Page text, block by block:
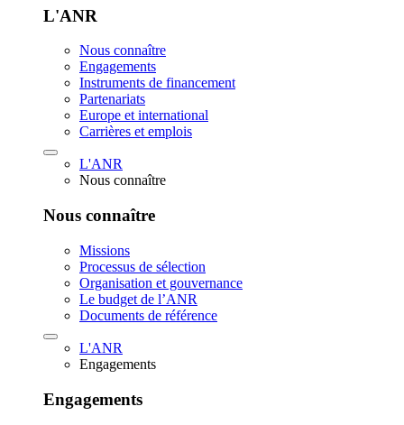
L'ANR
Nous connaître
Engagements
Instruments de financement
Partenariats
Europe et international
Carrières et emplois
L'ANR
Nous connaître
Nous connaître
Missions
Processus de sélection
Organisation et gouvernance
Le budget de l’ANR
Documents de référence
L'ANR
Engagements
Engagements